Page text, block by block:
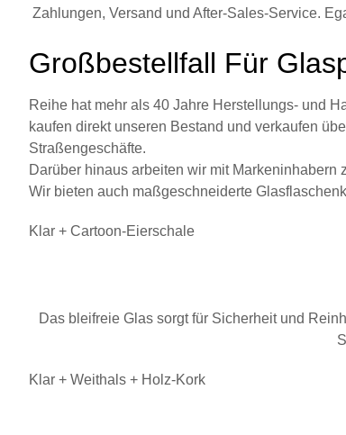
Zahlungen, Versand und After-Sales-Service.
Großbestellfall Für
Reihe hat mehr als 40 Jahre Herstellungs- und
kaufen direkt unseren Bestand und verkaufen
Straßengeschäfte.
Darüber hinaus arbeiten wir mit
Wir bieten auch maßgeschneiderte
Klar + Cartoon-Eierschale
Das bleifreie Glas sorgt für Sicherheit und
Klar + Weithals + Holz-Kork